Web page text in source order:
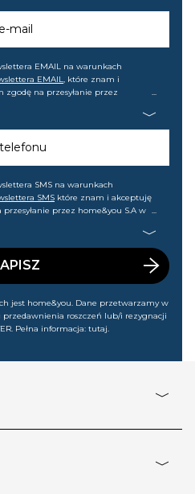
e-mail
EMAIL na warunkach
EMAIL, które znam i
zgodę na przesyłanie przez
Wiem, że mogę tę zgodę w
SMS na warunkach
SMS które znam i akceptuję
przez home&you S.A w
mogę tę zgodę w każdej chwili
jest home&you. Dane przetwarzamy w
przedawnienia roszczeń lub/i rezygnacji
Pełna informacja: tutaj.